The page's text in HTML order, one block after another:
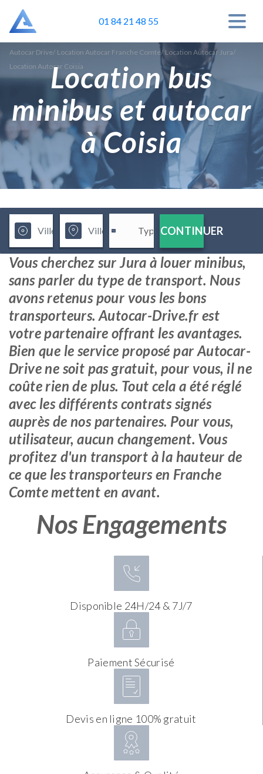
01 84 21 48 55
Autocar Drive/ Location Autocar Franche Comte/ Location Autocar Jura/
Location Autocar CoisiaLocation bus
minibus et autocar
à Coisia
CONTINUER
Vous cherchez sur Jura à louer minibus,
sans parler du type de transport. Nous
avons retenus pour vous les bons
transporteurs. Autocar-Drive.fr est
votre partenaire offrant les avantages.
Bien que le service proposé par Autocar-
Drive ne soit pas gratuit, pour vous, il ne
coûte rien de plus. Tout cela a été réglé
avec les différents contrats signés
auprès de nos partenaires. Pour vous,
utilisateur, aucun changement. Vous
profitez d'un transport à la hauteur de
ce que les transporteurs en Franche
Comte mettent en avant.
Nos Engagements
Disponible 24H/24 & 7J/7
Paiement Sécurisé
Devis en ligne 100% gratuit